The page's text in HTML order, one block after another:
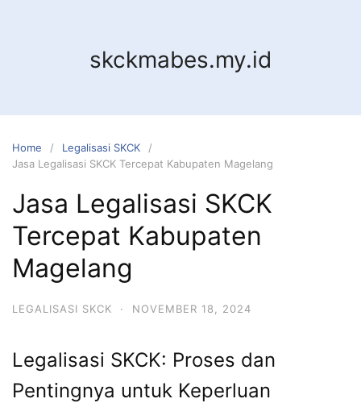
skckmabes.my.id
Home
Legalisasi SKCK
Jasa Legalisasi SKCK Tercepat Kabupaten Magelang
Jasa Legalisasi SKCK
Tercepat Kabupaten
Magelang
LEGALISASI SKCK · NOVEMBER 18, 2024
Legalisasi SKCK: Proses dan
Pentingnya untuk Keperluan